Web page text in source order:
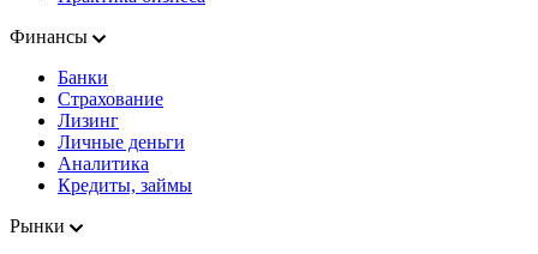
Финансы
Банки
Страхование
Лизинг
Личные деньги
Аналитика
Кредиты, займы
Рынки